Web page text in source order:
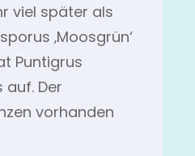
viel später als
‚Moosgrün‘
Puntigrus
auf. Der
vorhanden